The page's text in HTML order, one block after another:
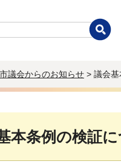
市議会からのお知らせ > 議会
本条例の検証